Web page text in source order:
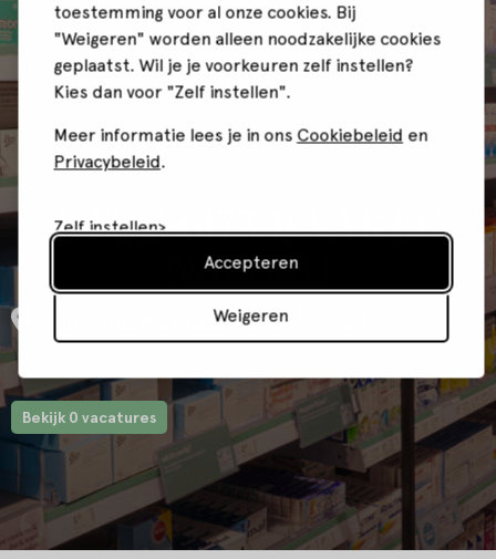
toestemming voor al onze cookies. Bij
"Weigeren" worden alleen noodzakelijke cookies
geplaatst. Wil je je voorkeuren zelf instellen?
Kies dan voor "Zelf instellen".
Meer informatie lees je in ons Cookiebeleid en
Privacybeleid.
Zelf instellen
Weigeren
Accepteren
ETOS-6173-BAARLE
NASSAU
Sint Annaplein 22, Baarle-Nassau
Bekijk 0 vacatures